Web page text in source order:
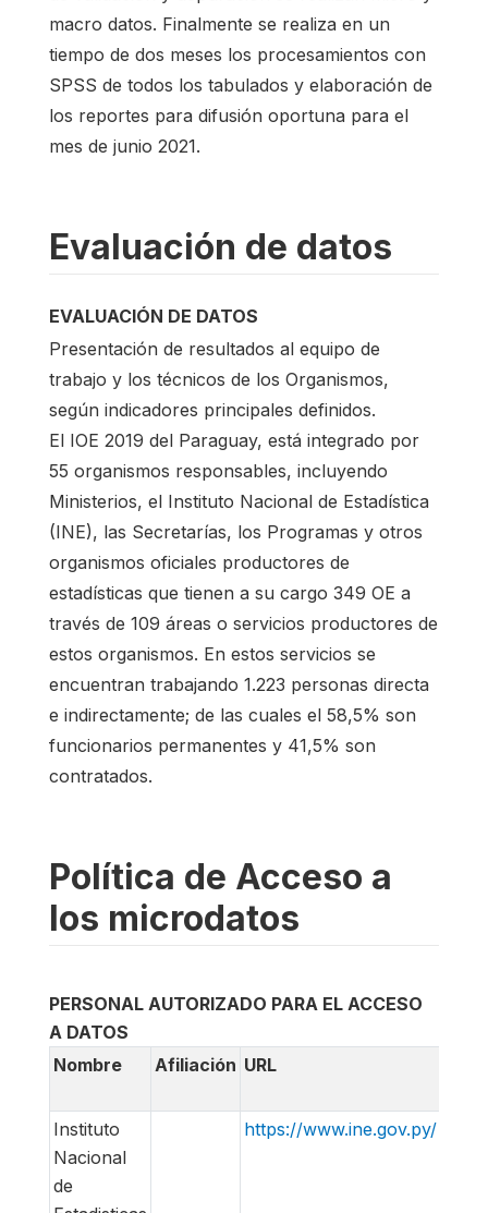
macro datos. Finalmente se realiza en un
tiempo de dos meses los procesamientos con
SPSS de todos los tabulados y elaboración de
los reportes para difusión oportuna para el
mes de junio 2021.
Evaluación de datos
EVALUACIÓN DE DATOS
Presentación de resultados al equipo de
trabajo y los técnicos de los Organismos,
según indicadores principales definidos.
El IOE 2019 del Paraguay, está integrado por
55 organismos responsables, incluyendo
Ministerios, el Instituto Nacional de Estadística
(INE), las Secretarías, los Programas y otros
organismos oficiales productores de
estadísticas que tienen a su cargo 349 OE a
través de 109 áreas o servicios productores de
estos organismos. En estos servicios se
encuentran trabajando 1.223 personas directa
e indirectamente; de las cuales el 58,5% son
funcionarios permanentes y 41,5% son
contratados.
Política de Acceso a
los microdatos
PERSONAL AUTORIZADO PARA EL ACCESO
A DATOS
Nombre
Afiliación URL
Instituto
Nacional
de
https://www.ine.gov.py/